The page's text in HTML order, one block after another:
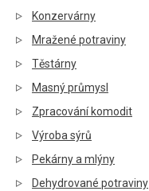
Konzervárny
Mražené potraviny
Těstárny
Masný průmysl
Zpracování komodit
Výroba sýrů
Pekárny a mlýny
Dehydrované potraviny